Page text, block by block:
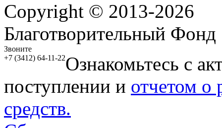
Copyright © 2013-2026
Благотворительный
Звоните
+7 (3412) 64-11-22Ознакомьтесь с
поступлении и отчетом о
средств.